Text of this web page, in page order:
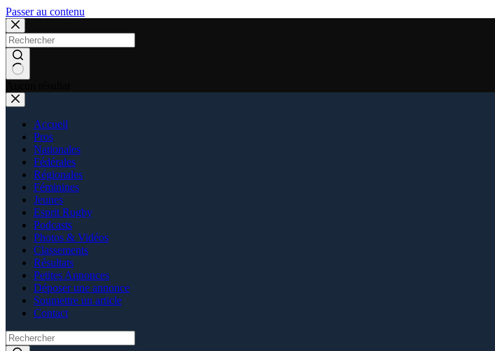
Passer au contenu
Accueil
Pros
Nationales
Fédérales
Régionales
Féminines
Jeunes
Esprit Rugby
Podcasts
Photos & Vidéos
Classements
Résultats
Petites Annonces
Déposer une annonce
Soumettre un article
Contact